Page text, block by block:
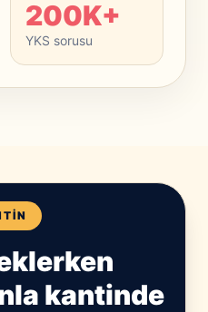
200K+
YKS sorusu
kantinde